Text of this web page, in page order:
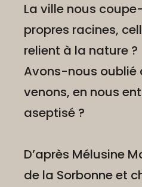
La ville nous
propres racines,
relient à la nature ?
Avons-nous oublié
venons, en nous
aseptisé ?
D’après Mélusine
de la Sorbonne et